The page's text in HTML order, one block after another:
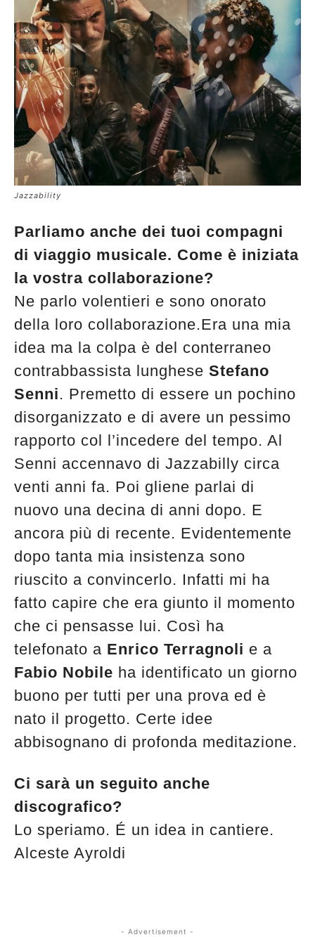
Jazzability
Parliamo anche dei tuoi compagni
di viaggio musicale. Come è iniziata
la vostra collaborazione?
Ne parlo volentieri e sono onorato
della loro collaborazione.Era una mia
idea ma la colpa è del conterraneo
contrabbassista lunghese Stefano
Senni. Premetto di essere un pochino
disorganizzato e di avere un pessimo
rapporto col l’incedere del tempo. Al
Senni accennavo di Jazzabilly circa
venti anni fa. Poi gliene parlai di
nuovo una decina di anni dopo. E
ancora più di recente. Evidentemente
dopo tanta mia insistenza sono
riuscito a convincerlo. Infatti mi ha
fatto capire che era giunto il momento
che ci pensasse lui. Così ha
telefonato a Enrico Terragnoli e a
Fabio Nobile ha identificato un giorno
buono per tutti per una prova ed è
nato il progetto. Certe idee
abbisognano di profonda meditazione.
Ci sarà un seguito anche
discografico?
Lo speriamo. É un idea in cantiere.
Alceste Ayroldi
- Advertisement -